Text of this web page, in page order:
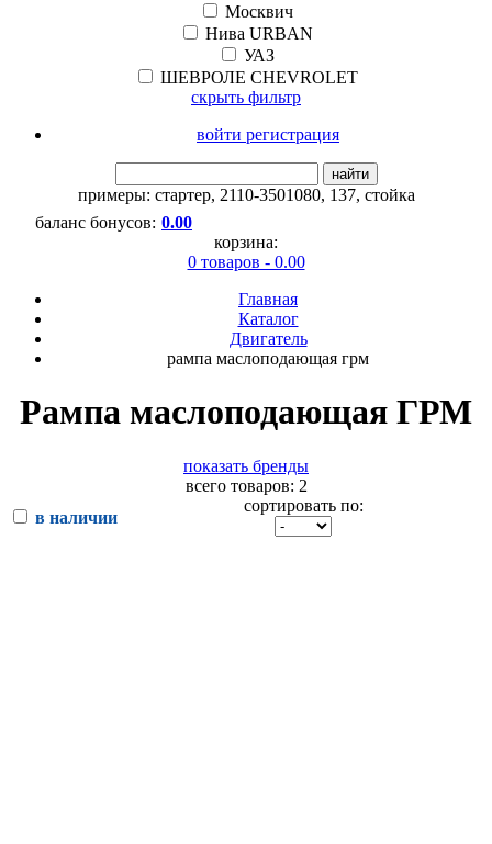
Москвич
Нива URBAN
УАЗ
ШЕВРОЛЕ CHEVROLET
скрыть фильтр
войти регистрация
найти
примеры: стартер, 2110-3501080, 137, стойка
баланс бонусов: 0.00
корзина:
0 товаров - 0.00
Главная
Каталог
Двигатель
рампа маслоподающая грм
Рампа маслоподающая ГРМ
показать бренды
всего товаров: 2
в наличии
сортировать по: